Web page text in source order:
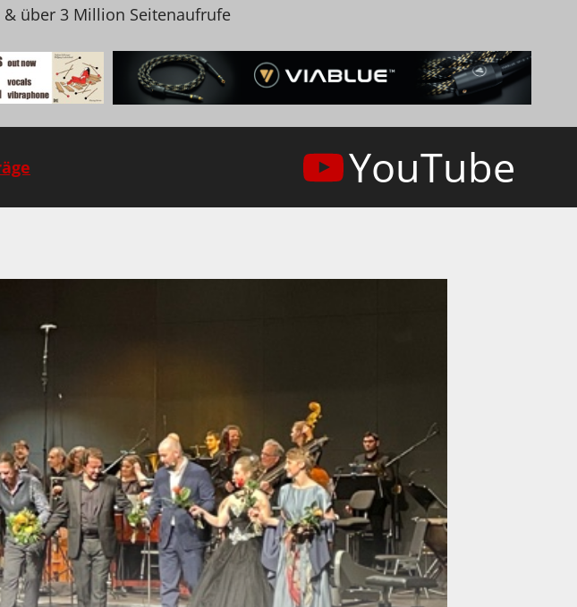
& über 3 Million Seitenaufrufe
YouTube